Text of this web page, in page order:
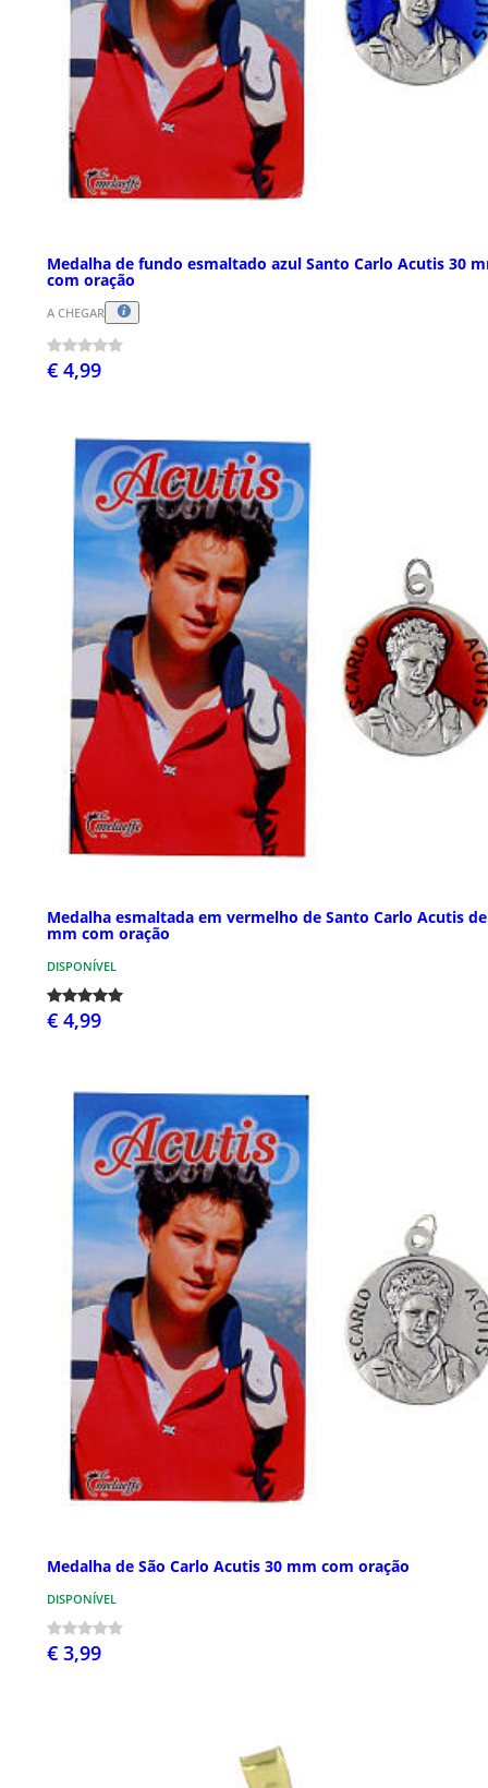
Medalha de fundo esmaltado azul Santo Carlo Acutis 30
com oração
A CHEGAR
€ 4,99
Medalha esmaltada em vermelho de Santo Carlo Acutis
mm com oração
DISPONÍVEL
€ 4,99
Medalha de São Carlo Acutis 30 mm com oração
DISPONÍVEL
€ 3,99